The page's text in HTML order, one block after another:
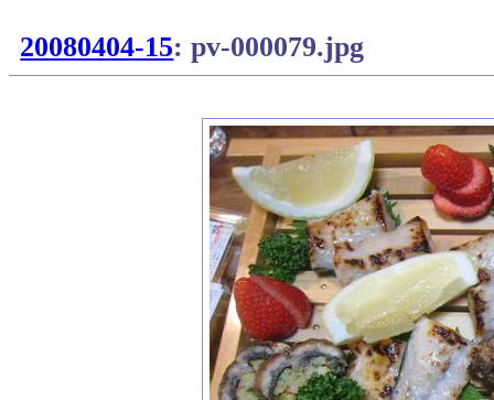
20080404-15: pv-000079.jpg